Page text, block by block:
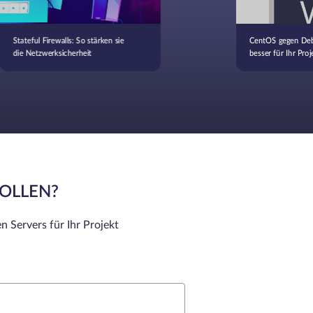
Stateful Firewalls: So stärken sie
die Netzwerksicherheit
CentOS gegen
besser für Ihr
Servers für Ihr Projekt